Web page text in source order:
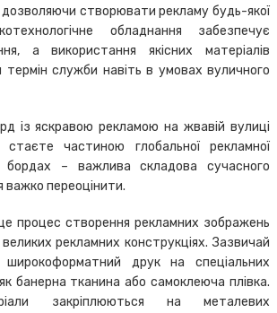
дозволяючи створювати рекламу будь-якої
обладнання забезпечує
а використання якісних матеріалів
термін служби навіть в умовах вуличного
із яскравою рекламою на жвавій вулиці
частиною глобальної рекламної
бордах – важлива складова сучасного
важко переоцінити.
процес створення рекламних зображень
рекламних конструкціях. Зазвичай
широкоформатний друк на спеціальних
банерна тканина або самоклеюча плівка.
закріплюються на металевих